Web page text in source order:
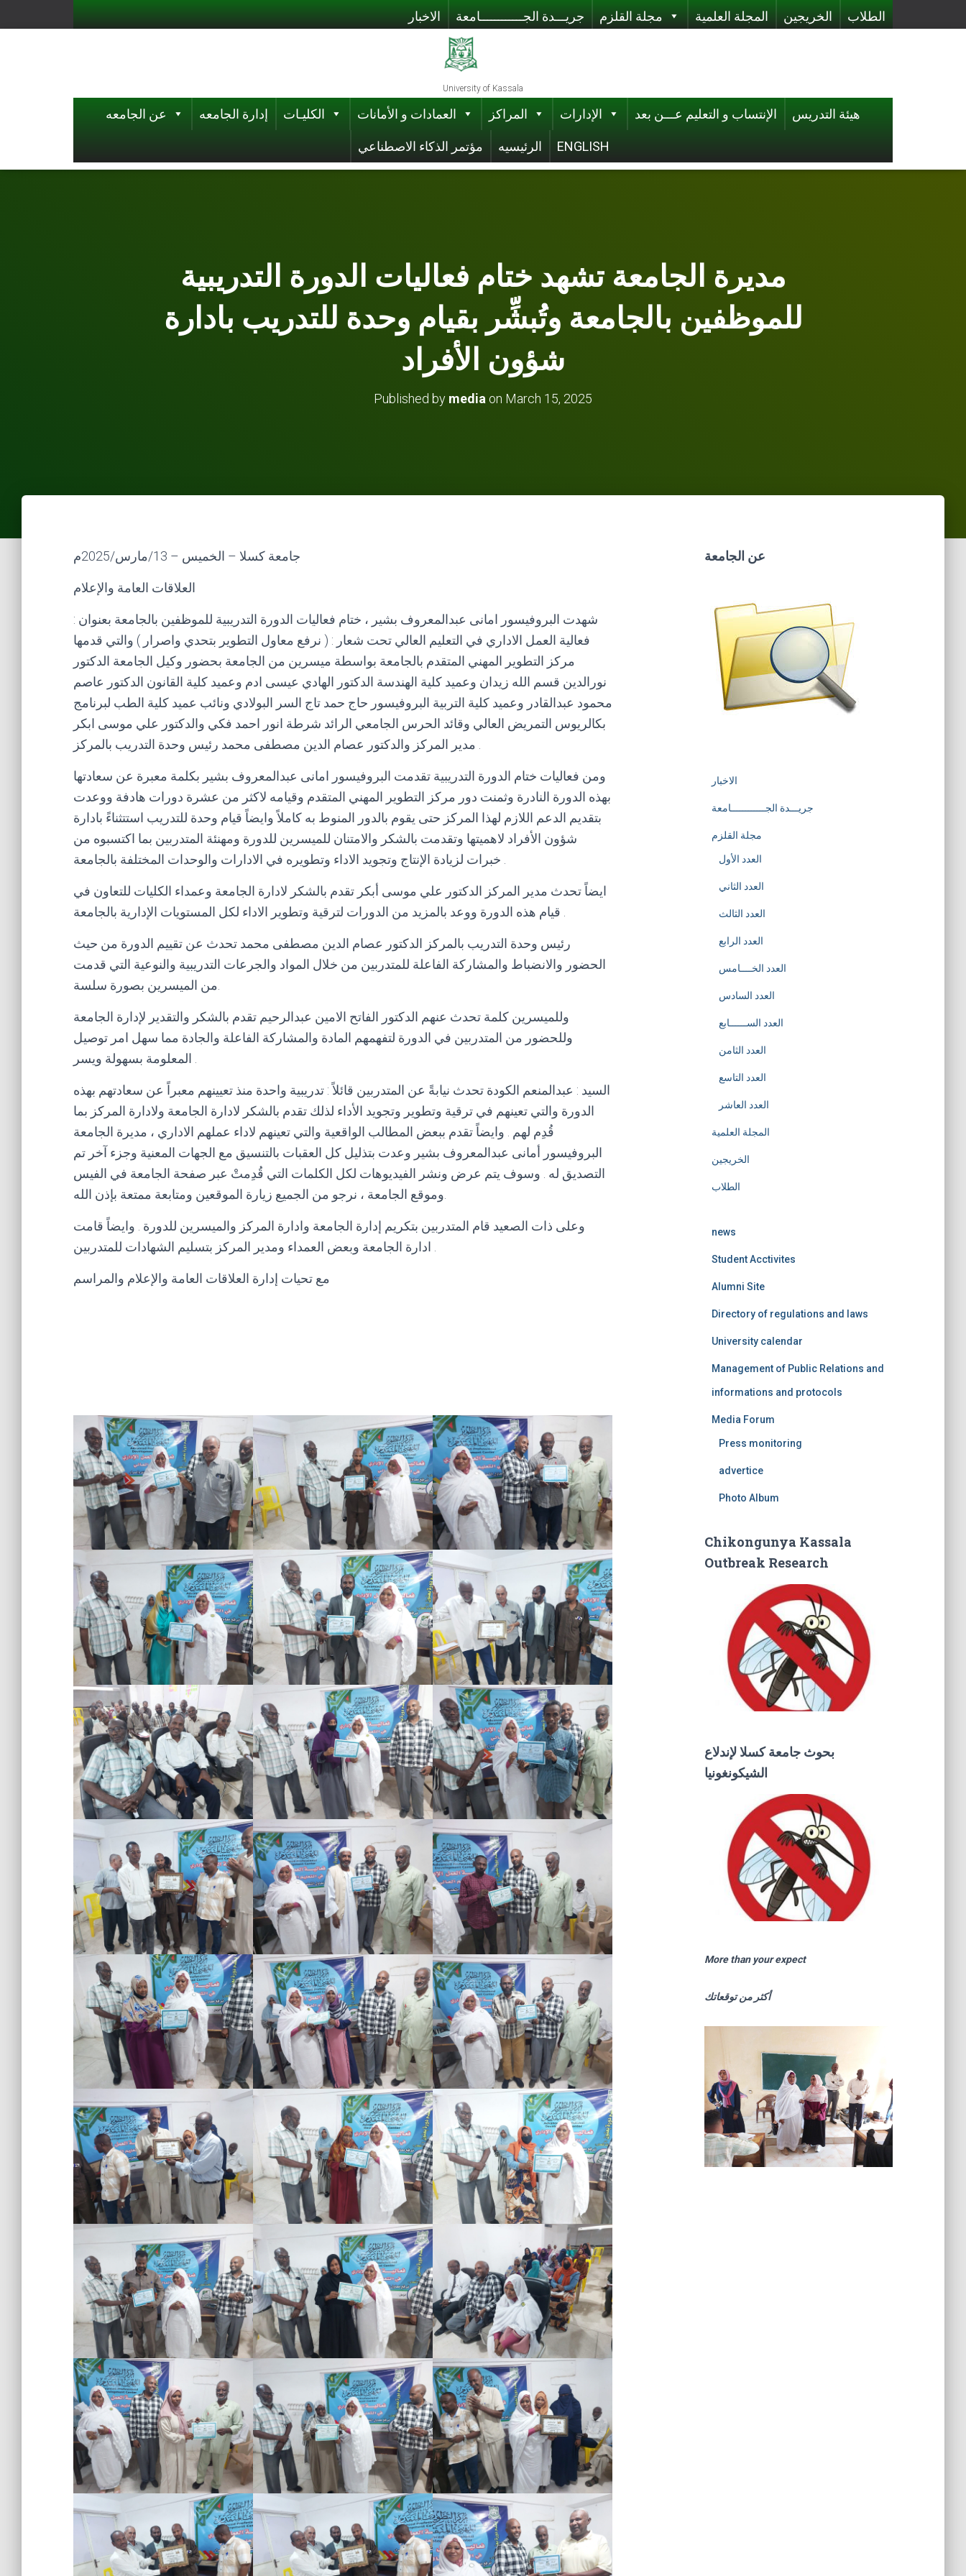
الاخبار جريـــدة الجــــــــــــامعة مجلة القلزم المجلة العلمية الخريجين الطلاب
University of Kassala
عن الجامعه إدارة الجامعه الكليـات العمادات و الأمانات المراكز الإدارات الإنتساب و التعليم عـــن بعد هيئة التدريس
مؤتمر الذكاء الاصطناعي الرئيسيه ENGLISH
مديرة الجامعة تشهد ختام فعاليات الدورة التدريبية
للموظفين بالجامعة وتُبشِّر بقيام وحدة للتدريب بادارة
شؤون الأفراد
Published by media on March 15, 2025
جامعة كسلا – الخميس – 13/مارس/2025م
العلاقات العامة والإعلام
شهدت البروفيسور امانى عبدالمعروف بشير ، ختام فعاليات الدورة التدريبية للموظفين بالجامعة بعنوان :
فعالية العمل الاداري في التعليم العالي تحت شعار : ( نرفع معاول التطوير بتحدي واصرار ) والتي قدمها
مركز التطوير المهني المتقدم بالجامعة بواسطة ميسرين من الجامعة بحضور وكيل الجامعة الدكتور
نورالدين قسم الله زيدان وعميد كلية الهندسة الدكتور الهادي عيسى ادم وعميد كلية القانون الدكتور عاصم
محمود عبدالقادر وعميد كلية التربية البروفيسور حاج حمد تاج السر البولادي ونائب عميد كلية الطب لبرنامج
بكالريوس التمريض العالي وقائد الحرس الجامعي الرائد شرطة انور احمد فكي والدكتور علي موسى ابكر
ومن فعاليات ختام الدورة التدريبية تقدمت البروفيسور امانى عبدالمعروف بشير بكلمة معبرة عن سعادتها
بهذه الدورة النادرة وثمنت دور مركز التطوير المهني المتقدم وقيامه لاكثر من عشرة دورات هادفة ووعدت
بتقديم الدعم اللازم لهذا المركز حتى يقوم بالدور المنوط به كاملاً وايضاً قيام وحدة للتدريب استتثناءً بادارة
شؤون الأفراد لاهميتها وتقدمت بالشكر والامتنان للميسرين للدورة ومهنئة المتدربين بما اكتسبوه من
ايضاً تحدث مدير المركز الدكتور علي موسى أبكر تقدم بالشكر لادارة الجامعة وعمداء الكليات للتعاون في
رئيس وحدة التدريب بالمركز الدكتور عصام الدين مصطفى محمد تحدث عن تقييم الدورة من حيث
الحضور والانضباط والمشاركة الفاعلة للمتدربين من خلال المواد والجرعات التدريبية والنوعية التي قدمت
وللميسرين كلمة تحدث عنهم الدكتور الفاتح الامين عبدالرحيم تقدم بالشكر والتقدير لإدارة الجامعة
وللحضور من المتدربين في الدورة لتفهمهم المادة والمشاركة الفاعلة والجادة مما سهل امر توصيل
السيد : عبدالمنعم الكودة تحدث نيابةً عن المتدربين قائلاً : تدريبية واحدة منذ تعيينهم معبراً عن سعادتهم بهذه
الدورة والتي تعينهم في ترقية وتطوير وتجويد الأداء لذلك تقدم بالشكر لادارة الجامعة ولادارة المركز بما
قُدِم لهم . وايضاً تقدم ببعض المطالب الواقعية والتي تعينهم لاداء عملهم الاداري ، مديرة الجامعة
البروفيسور أمانى عبدالمعروف بشير وعدت بتذليل كل العقبات بالتنسيق مع الجهات المعنية وجزء آخر تم
التصديق له . وسوف يتم عرض ونشر الفيديوهات لكل الكلمات التي قُدِمتْ عبر صفحة الجامعة في الفيس
وعلى ذات الصعيد قام المتدربين بتكريم إدارة الجامعة وادارة المركز والميسرين للدورة . وايضاً قامت
مع تحيات إدارة العلاقات العامة والإعلام والمراسم
عن الجامعة
الاخبار
جريـــدة الجــــــــــــامعة
مجلة القلزم
العدد الأول
العدد الثاني
العدد الثالث
العدد الرابع
العدد الخــــامس
العدد السادس
العدد الســــــابع
العدد الثامن
العدد التاسع
العدد العاشر
المجلة العلمية
الخريجين
الطلاب
news
Student Acctivites
Alumni Site
Directory of regulations and laws
University calendar
Management of Public Relations and
informations and protocols
Media Forum
Press monitoring
advertice
Photo Album
Chikongunya Kassala
Outbreak Research
بحوث جامعة كسلا لإندلاع
الشيكونغونيا
More than your expect
أكثر من توقعاتك